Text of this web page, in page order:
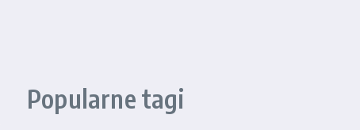
Popularne tagi